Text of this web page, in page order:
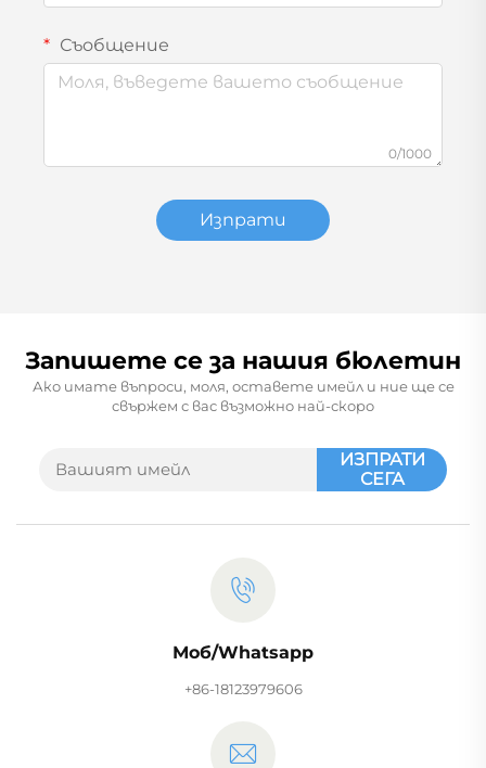
Съобщение
0/1000
Изпрати
Запишете се за нашия бюлетин
Ако имате въпроси, моля, оставете имейл и ние ще се
свържем с вас възможно най-скоро
ИЗПРАТИ
СЕГА
Моб/Whatsapp
+86-18123979606